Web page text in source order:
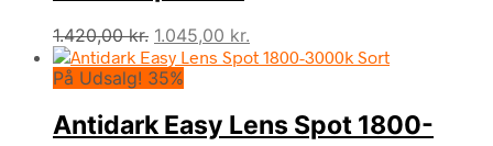
1.420,00kr. Den
oprindelige
pris
1.420,00 kr..
1.045,00 kr.
aktuelle
1.045,00 kr..
På Udsalg! 35%
Antidark Easy Lens Spot 1800-